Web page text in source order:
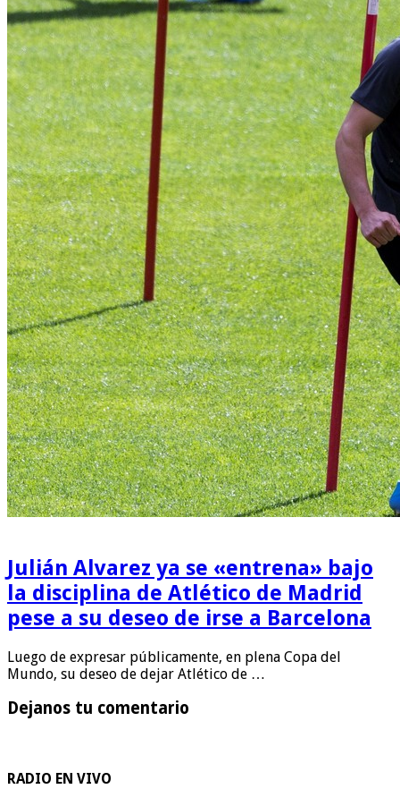
Julián Alvarez ya se «entrena» bajo
la disciplina de Atlético de Madrid
pese a su deseo de irse a Barcelona
Luego de expresar públicamente, en plena Copa del
Mundo, su deseo de dejar Atlético de …
Dejanos tu comentario
RADIO EN VIVO